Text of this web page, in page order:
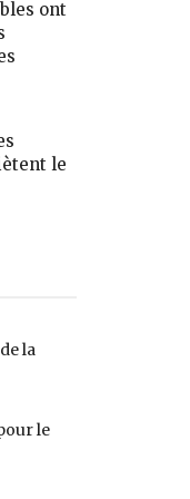
ont
le
la
le